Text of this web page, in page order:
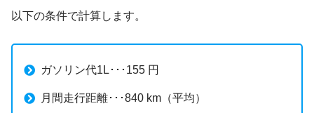
以下の条件で計算します。
ガソリン代1L･･･155 円
月間走行距離･･･840 km（平均）